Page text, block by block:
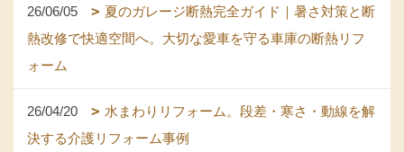
26/06/05
夏のガレージ断熱完全ガイド｜暑さ対策と断
熱改修で快適空間へ。大切な愛車を守る車庫の断熱リフ
ォーム
26/04/20
水まわりリフォーム。段差・寒さ・動線を解
決する介護リフォーム事例